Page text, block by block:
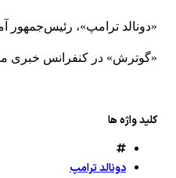
«دونالد ترامپ»، رئیس‌جمهور
«گوترش» در کنفرانس خبری
کلید واژه ها
دونالد ترامپ